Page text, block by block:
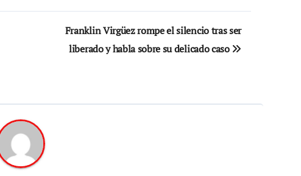
Franklin Virgüez rompe el silencio tras ser
liberado y habla sobre su delicado caso